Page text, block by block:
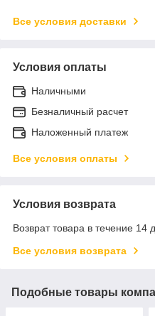
Все условия доставки
Условия оплаты
Наличными
Безналичный расчет
Наложенный платеж
Все условия оплаты
Условия возврата
Возврат товара в течение 14
Все условия возврата
Подобные товары